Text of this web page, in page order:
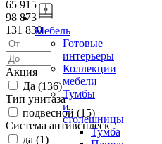
Мебель
Готовые
интерьеры
Коллекции
мебели
Тумбы
и
столешницы
Тумба
65 915
98 873
131 830
Акция
Да (136)
Тип унитаза
подвесной (15)
Система антивсплеск
да (1)